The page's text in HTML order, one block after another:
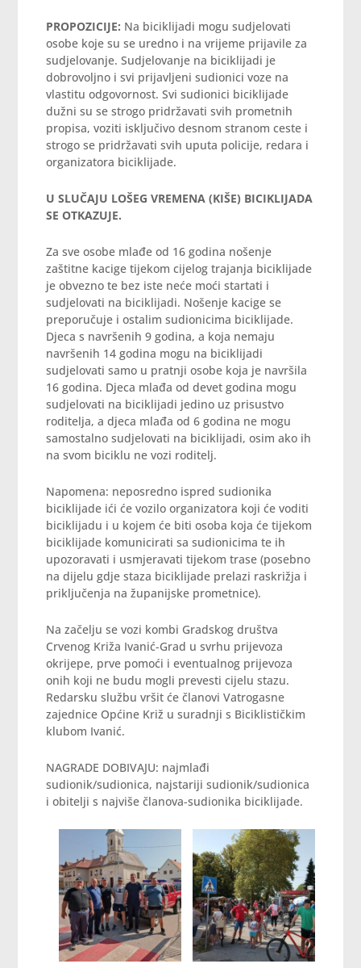
PROPOZICIJE: Na biciklijadi mogu sudjelovati
osobe koje su se uredno i na vrijeme prijavile za
sudjelovanje. Sudjelovanje na biciklijadi je
dobrovoljno i svi prijavljeni sudionici voze na
vlastitu odgovornost. Svi sudionici biciklijade
dužni su se strogo pridržavati svih prometnih
propisa, voziti isključivo desnom stranom ceste i
strogo se pridržavati svih uputa policije, redara i
organizatora biciklijade.
U SLUČAJU LOŠEG VREMENA (KIŠE) BICIKLIJADA
SE OTKAZUJE.
Za sve osobe mlađe od 16 godina nošenje
zaštitne kacige tijekom cijelog trajanja biciklijade
je obvezno te bez iste neće moći startati i
sudjelovati na biciklijadi. Nošenje kacige se
preporučuje i ostalim sudionicima biciklijade.
Djeca s navršenih 9 godina, a koja nemaju
navršenih 14 godina mogu na biciklijadi
sudjelovati samo u pratnji osobe koja je navršila
16 godina. Djeca mlađa od devet godina mogu
sudjelovati na biciklijadi jedino uz prisustvo
roditelja, a djeca mlađa od 6 godina ne mogu
samostalno sudjelovati na biciklijadi, osim ako ih
na svom biciklu ne vozi roditelj.
Napomena: neposredno ispred sudionika
biciklijade ići će vozilo organizatora koji će voditi
biciklijadu i u kojem će biti osoba koja će tijekom
biciklijade komunicirati sa sudionicima te ih
upozoravati i usmjeravati tijekom trase (posebno
na dijelu gdje staza biciklijade prelazi raskrižja i
priključenja na županijske prometnice).
Na začelju se vozi kombi Gradskog društva
Crvenog Križa Ivanić-Grad u svrhu prijevoza
okrijepe, prve pomoći i eventualnog prijevoza
onih koji ne budu mogli prevesti cijelu stazu.
Redarsku službu vršit će članovi Vatrogasne
zajednice Općine Križ u suradnji s Biciklističkim
klubom Ivanić.
NAGRADE DOBIVAJU: najmlađi
sudionik/sudionica, najstariji sudionik/sudionica
i obitelji s najviše članova-sudionika biciklijade.